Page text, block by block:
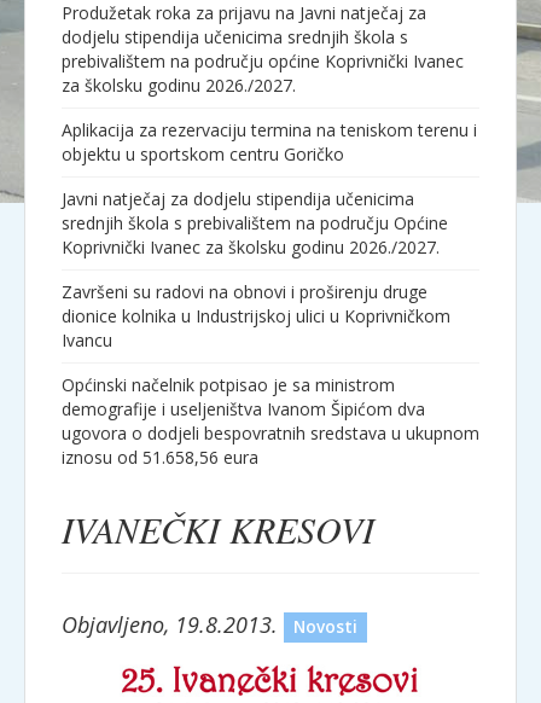
Produžetak roka za prijavu na Javni natječaj za
dodjelu stipendija učenicima srednjih škola s
prebivalištem na području općine Koprivnički Ivanec
za školsku godinu 2026./2027.
Aplikacija za rezervaciju termina na teniskom terenu i
objektu u sportskom centru Goričko
Javni natječaj za dodjelu stipendija učenicima
srednjih škola s prebivalištem na području Općine
Koprivnički Ivanec za školsku godinu 2026./2027.
Završeni su radovi na obnovi i proširenju druge
dionice kolnika u Industrijskoj ulici u Koprivničkom
Ivancu
Općinski načelnik potpisao je sa ministrom
demografije i useljeništva Ivanom Šipićom dva
ugovora o dodjeli bespovratnih sredstava u ukupnom
iznosu od 51.658,56 eura
IVANEČKI KRESOVI
Objavljeno, 19.8.2013. Novosti